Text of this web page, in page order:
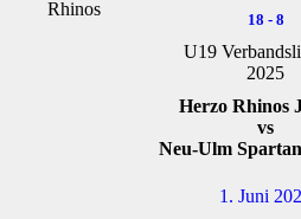
18 - 8
U19
2025
Herzo Rhinos
vs
Neu-Ulm
1. Juni